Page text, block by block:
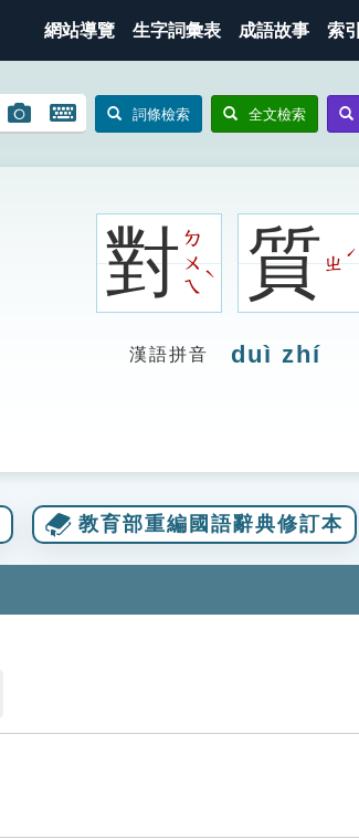
網站導覽 生字詞彙表 成語故事 索
圖
搜
開
鍵
詞條檢索 全文檢索
對ㄉ
ㄨ
ㄟ
ˋ 質ㄓ
ˊ
漢語拼音 duì zhí
教育部重編國語辭典修訂本